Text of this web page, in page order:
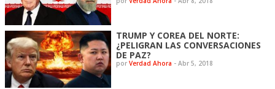
TRUMP Y COREA DEL NORTE:
¿PELIGRAN LAS CONVERSACIONES
DE PAZ?
porVerdad Ahora - Abr 5, 2018